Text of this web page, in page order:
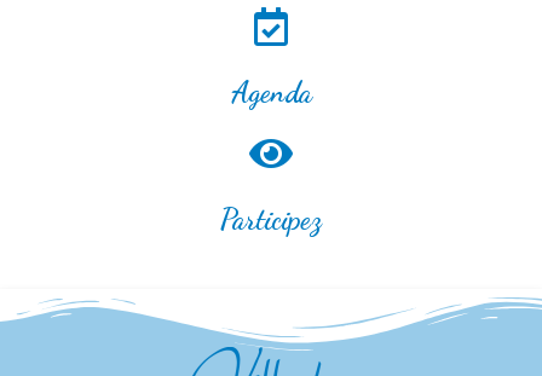
Agenda
Participez